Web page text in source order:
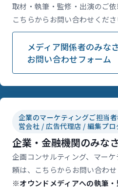
取材・執筆・監修・出演のご依
こちらからお問い合わせくださ
メディア関係者のみな
お問い合わせフォーム
企業のマーケティングご担当
営会社 / 広告代理店 / 編集プ
企業・金融機関のみな
企画コンサルティング、マー
頼は、こちらからお問い合わせ
※オウンドメディアへの執筆